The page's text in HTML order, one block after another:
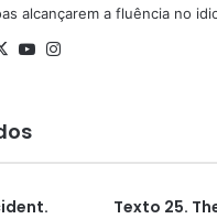
alcançarem a fluência no
X YouTube
Texto 25.